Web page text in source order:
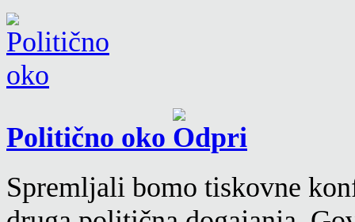
Politično oko
Spremljali bomo tiskovne